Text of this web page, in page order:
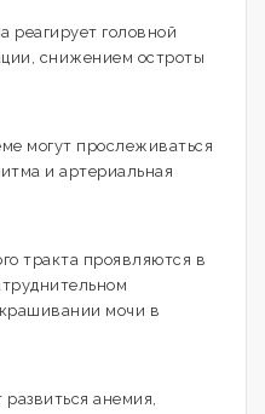
реагирует головной
снижением остроты
могут прослеживаться
и артериальная
тракта проявляются в
мочи в
анемия,